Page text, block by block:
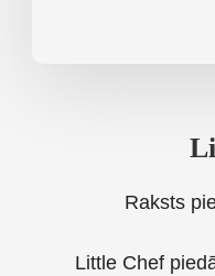
Raksts
Little Chef